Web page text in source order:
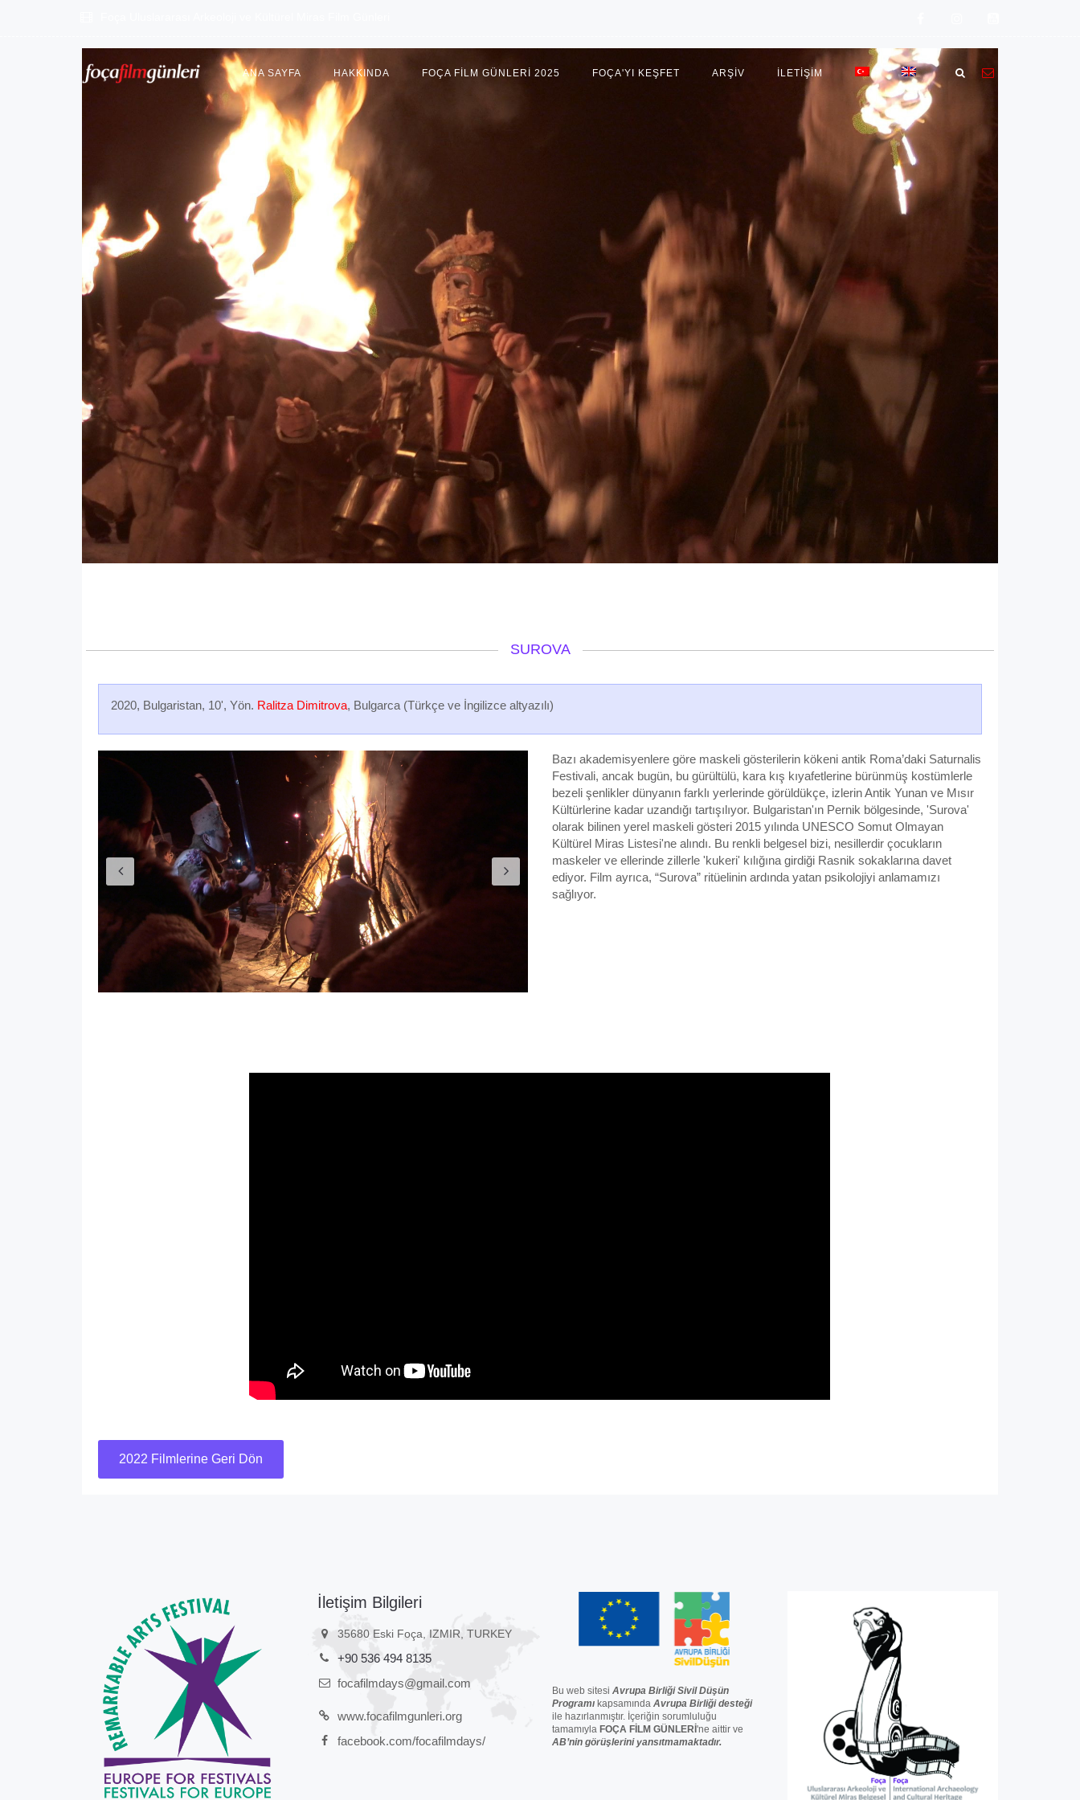
ANA SAYFA HAKKINDA FOÇA FILM GÜNLERI 2025 FOÇA'YI KEŞFET ARŞİV İLETIŞIM
SUROVA
2020, Bulgaristan, 10', Yön. Ralitza Dimitrova, Bulgarca (Türkçe ve İngilizce altyazılı)
Bazı akademisyenlere göre maskeli gösterilerin kökeni antik Roma’daki Saturnalis
Festivali, ancak bugün, bu gürültülü, kara kış kıyafetlerine bürünmüş kostümlerle
bezeli şenlikler dünyanın farklı yerlerinde görüldükçe, izlerin Antik Yunan ve Mısır
Kültürlerine kadar uzandığı tartışılıyor. Bulgaristan'ın Pernik bölgesinde, 'Surova'
olarak bilinen yerel maskeli gösteri 2015 yılında UNESCO Somut Olmayan
Kültürel Miras Listesi'ne alındı. Bu renkli belgesel bizi, nesillerdir çocukların
maskeler ve ellerinde zillerle 'kukeri' kılığına girdiği Rasnik sokaklarına davet
ediyor. Film ayrıca, “Surova” ritüelinin ardında yatan psikolojiyi anlamamızı
sağlıyor.
2022 Filmlerine Geri Dön
İletişim Bilgileri
35680 Eski Foça, IZMIR, TURKEY
+90 536 494 8135
focafilmdays@gmail.com
www.focafilmgunleri.org
facebook.com/focafilmdays/
Bu web sitesi Avrupa Birliği Sivil Düşün
Programı kapsamında Avrupa Birliğidesteği
ile hazırlanmıştır. İçeriğin sorumluluğu
tamamıyla FOÇA FİLM GÜNLERİ 'ne aittir ve
AB’nin görüşlerini yansıtmamaktadır.